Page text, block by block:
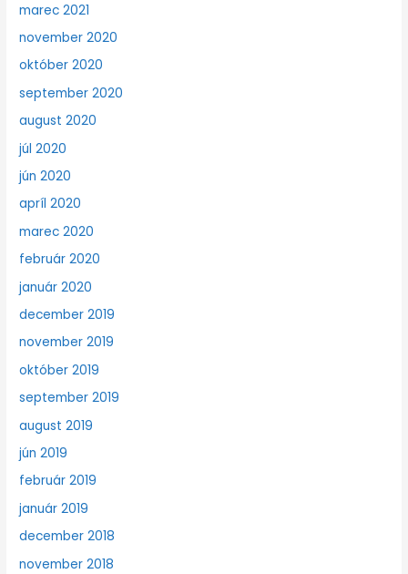
marec 2021
november 2020
október 2020
september 2020
august 2020
júl 2020
jún 2020
apríl 2020
marec 2020
február 2020
január 2020
december 2019
november 2019
október 2019
september 2019
august 2019
jún 2019
február 2019
január 2019
december 2018
november 2018